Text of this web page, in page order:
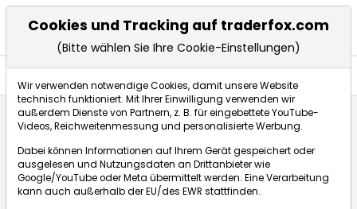
Änderungen: Lateinamerika; Tourismus; Künstliche
Intelligenz
Cookies und Tracking auf traderfox.com
(Bitte wählen Sie Ihre Cookie-Einstellungen)
Wir verwenden notwendige Cookies, damit unsere Website
technisch funktioniert. Mit Ihrer Einwilligung verwenden wir
außerdem Dienste von Partnern, z. B. für eingebettete YouTube-
Videos, Reichweitenmessung und personalisierte Werbung.
Dabei können Informationen auf Ihrem Gerät gespeichert oder
ausgelesen und Nutzungsdaten an Drittanbieter wie
Google/YouTube oder Meta übermittelt werden. Eine Verarbeitung
kann auch außerhalb der EU/des EWR stattfinden.